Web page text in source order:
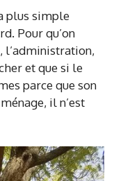
plus simple
Pour qu’on
l’administration,
et que si le
parce que son
il n’est